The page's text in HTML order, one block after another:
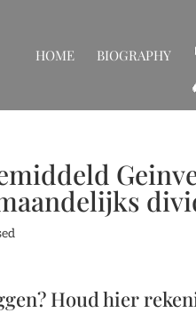
HOME BIOGRAPHY
Houd hier